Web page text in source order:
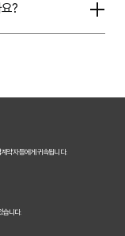
?
약자 등에게 귀속됩니다.
습니다.